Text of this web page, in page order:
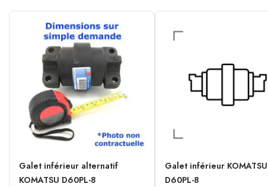
Galet inférieur alternatif
KOMATSU D60PL-8
Galet inférieur KOMATSU
D60PL-8